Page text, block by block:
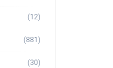
(12)
(881)
(30)